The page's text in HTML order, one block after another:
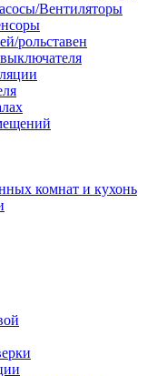
Вентиляторы
рольставен
комнат и кухонь